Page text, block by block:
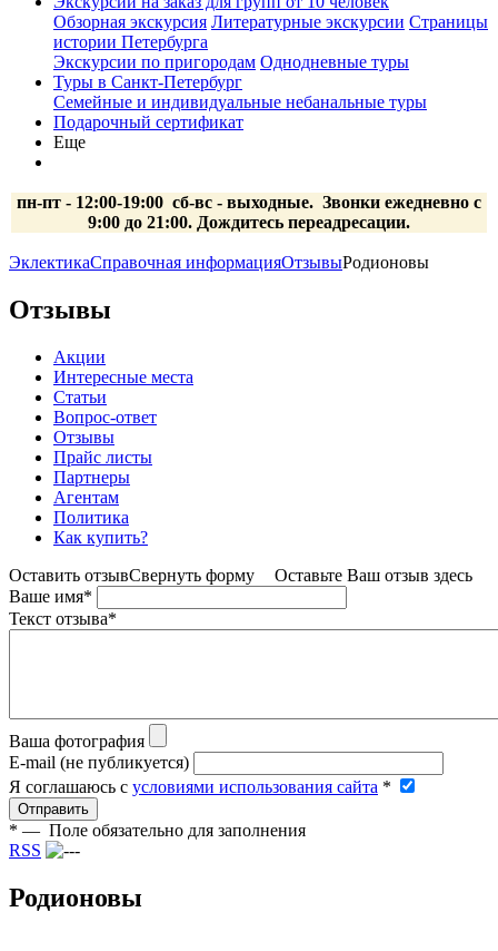
Обзорная экскурсия Литературные экскурсии Страницы
истории Петербурга
Экскурсии по пригородам Однодневные туры
Туры в Санкт-Петербург
Семейные и индивидуальные небанальные туры
Подарочный сертификат
Еще
пн-пт - 12:00-19:00 сб-вс - выходные. Звонки ежедневно с
9:00 до 21:00. Дождитесь переадресации.
ЭклектикаСправочная информацияОтзывыРодионовы
Отзывы
Акции
Интересные места
Статьи
Вопрос-ответ
Отзывы
Прайс листы
Партнеры
Агентам
Политика
Как купить?
Оставить отзывСвернуть форму
Оставьте Ваш отзыв здесь
Ваше имя*
Текст отзыва*
Ваша фотография
E-mail (не публикуется)
Я соглашаюсь c условиями использования сайта *
Отправить
* — Поле обязательно для заполнения
RSS
Родионовы